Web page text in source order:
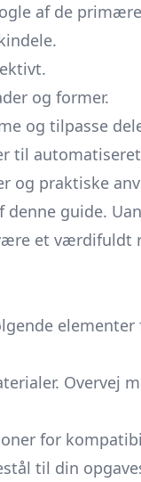
af de
og former.
og tilpasse
til
og praktiske
guide.
et værdifuldt
Overvej
for
til din